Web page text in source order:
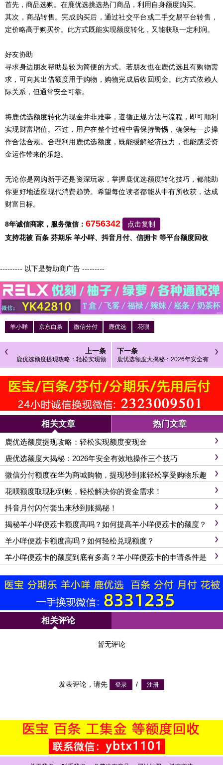
首先，商品选购。在鹿优选挑选热门商品，利用自身额度购买。
其次，商品转售。完成购买后，通过社交平台或二手交易平台转售，
定价略高于购买价。此方式既能实现额度转化，又能获取一定利润。
好友协助
寻求身边朋友帮助是较为简便的方式。若朋友也在鹿优选且有购物需
求，可向其出借额度用于购物，购物完成后收回现金。此方式依赖人
际关系，但通常安全可靠。
将鹿优选额度转化为现金并非难事，遵循正规方法与流程，即可顺利
实现财富增值。不过，用户在整个过程中需保持警惕，确保每一步操
作合法合规。合理利用鹿优选额度，既能缓解经济压力，也能感受资
金运作带来的乐趣。
无论你是网购新手还是资深玩家，掌握鹿优选额度转化技巧，都能助
你更好地适应现代消费趋势。希望每位读者都能从中有所收获，达成
财富目标。
8年诚信商家，服务微信： 6756342
点击复制
支持花被 百条 芬期乐 羊小咩、抖音月付、信拥卡 等平台额度回收
--------- 以下是赞助商广告 ---------
羊小咩 京东白条 微信分付 鹿优选 花呗
上一条
鹿优选额度提现攻略：轻松实现额
度变现金
下一条
鹿优选额度大揭秘：2026年安全有
效地操作三个技巧
相关文章 热门文章
鹿优选额度提现攻略：轻松实现额度变现金
鹿优选额度大揭秘：2026年安全有效地操作三个技巧
微信分付额度在华为商城购物，提现秒到账轻松享受购物乐趣
花呗额度取现秒到账，轻松解决你的资金需求！
抖音月付闪付套出来秒到账揭秘！
揭秘羊小咩便荔卡额度高吗？如何提高羊小咩便荔卡的额度？
羊小咩便荔卡额度高吗？如何轻松兑现额度？
羊小咩便荔卡的额度到底有多高？羊小咩便荔卡的申请条件是
什么？
相关评论
暂无评论
发表评论，请先 /